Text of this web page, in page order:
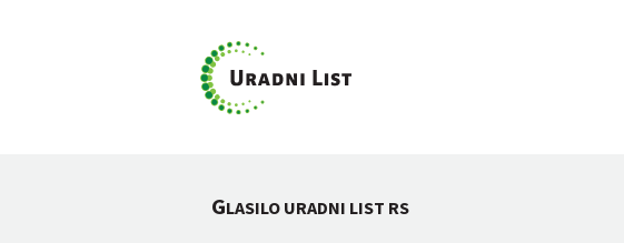
GLASILO URADNI LIST RS